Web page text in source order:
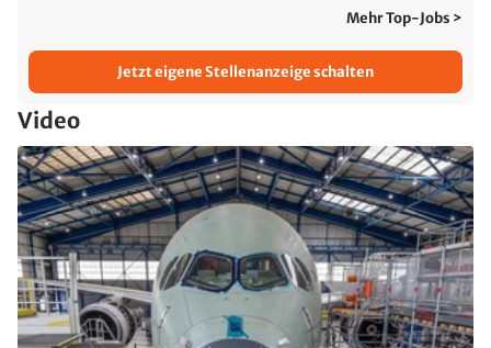
Mehr Top-Jobs >
Jetzt eigene Stellenanzeige schalten
Video